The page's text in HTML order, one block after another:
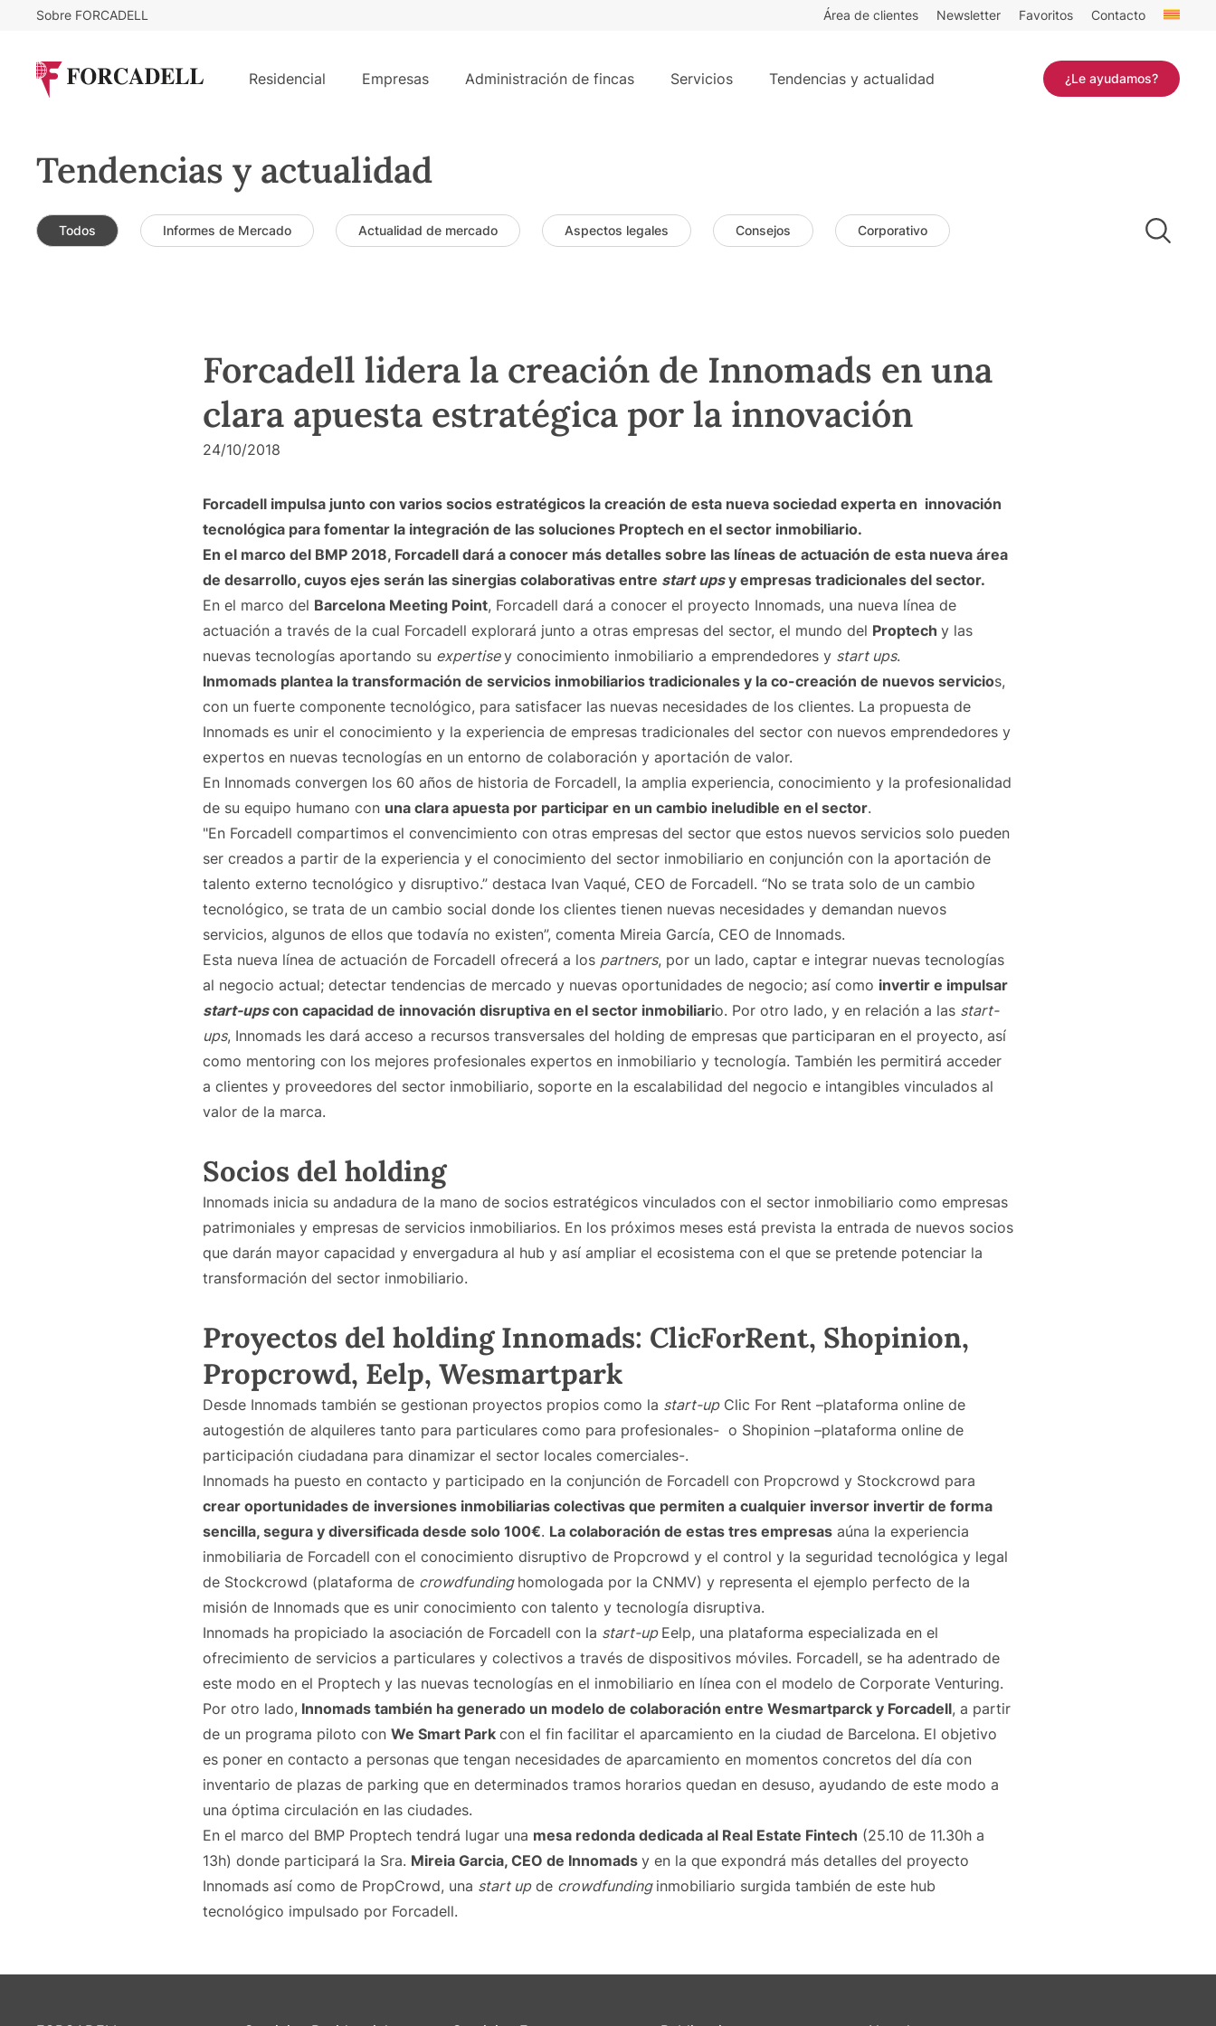
Sobre FORCADELL Área de clientes Newsletter Favoritos Contacto
Residencial Empresas Administración de fincas Servicios Tendencias y actualidad ¿Le ayudamos?
Tendencias y actualidad
Todos Informes de Mercado Actualidad de mercado Aspectos legales Consejos Corporativo
Forcadell lidera la creación de Innomads en una
clara apuesta estratégica por la innovación
24/10/2018
Forcadell impulsa junto con varios socios estratégicos la creación de esta nueva sociedad experta en innovación
tecnológica para fomentar la integración de las soluciones Proptech en el sector inmobiliario.
En el marco del BMP 2018, Forcadell dará a conocer más detalles sobre las líneas de actuación de esta nueva área
de desarrollo, cuyos ejes serán las sinergias colaborativas entre start upsy empresas tradicionales del sector.
En el marco del Barcelona Meeting Point, Forcadell dará a conocer el proyecto Innomads, una nueva línea de
actuación a través de la cual Forcadell explorará junto a otras empresas del sector, el mundo del Proptech y las
nuevas tecnologías aportando su expertisey conocimiento inmobiliario a emprendedores y start ups.
Inmomads plantea la transformación de servicios inmobiliarios tradicionales y la co-creación de nuevos servicios,
con un fuerte componente tecnológico, para satisfacer las nuevas necesidades de los clientes. La propuesta de
Innomads es unir el conocimiento y la experiencia de empresas tradicionales del sector con nuevos emprendedores y
expertos en nuevas tecnologías en un entorno de colaboración y aportación de valor.
En Innomads convergen los 60 años de historia de Forcadell, la amplia experiencia, conocimiento y la profesionalidad
de su equipo humano con una clara apuesta por participar en un cambio ineludible en el sector.
"En Forcadell compartimos el convencimiento con otras empresas del sector que estos nuevos servicios solo pueden
ser creados a partir de la experiencia y el conocimiento del sector inmobiliario en conjunción con la aportación de
talento externo tecnológico y disruptivo.” destaca Ivan Vaqué, CEO de Forcadell. “No se trata solo de un cambio
tecnológico, se trata de un cambio social donde los clientes tienen nuevas necesidades y demandan nuevos
servicios, algunos de ellos que todavía no existen”, comenta Mireia García, CEO de Innomads.
Esta nueva línea de actuación de Forcadell ofrecerá a los partners, por un lado, captar e integrar nuevas tecnologías
al negocio actual; detectar tendencias de mercado y nuevas oportunidades de negocio; así como invertir e impulsar
start-upscon capacidad de innovación disruptiva en el sector inmobiliario. Por otro lado, y en relación a las start-
ups, Innomads les dará acceso a recursos transversales del holding de empresas que participaran en el proyecto, así
como mentoring con los mejores profesionales expertos en inmobiliario y tecnología. También les permitirá acceder
a clientes y proveedores del sector inmobiliario, soporte en la escalabilidad del negocio e intangibles vinculados al
valor de la marca.
Socios del holding
Innomads inicia su andadura de la mano de socios estratégicos vinculados con el sector inmobiliario como empresas
patrimoniales y empresas de servicios inmobiliarios. En los próximos meses está prevista la entrada de nuevos socios
que darán mayor capacidad y envergadura al hub y así ampliar el ecosistema con el que se pretende potenciar la
transformación del sector inmobiliario.
Proyectos del holding Innomads: ClicForRent, Shopinion,
Propcrowd, Eelp, Wesmartpark
Desde Innomads también se gestionan proyectos propios como la start-upClic For Rent –plataforma online de
autogestión de alquileres tanto para particulares como para profesionales- o Shopinion –plataforma online de
participación ciudadana para dinamizar el sector locales comerciales-.
Innomads ha puesto en contacto y participado en la conjunción de Forcadell con Propcrowd y Stockcrowd para
crear oportunidades de inversiones inmobiliarias colectivas que permiten a cualquier inversor invertir de forma
sencilla, segura y diversificada desde solo 100€. La colaboración de estas tres empresas aúna la experiencia
inmobiliaria de Forcadell con el conocimiento disruptivo de Propcrowd y el control y la seguridad tecnológica y legal
de Stockcrowd (plataforma de crowdfunding homologada por la CNMV) y representa el ejemplo perfecto de la
misión de Innomads que es unir conocimiento con talento y tecnología disruptiva.
Innomads ha propiciado la asociación de Forcadell con la start-up Eelp, una plataforma especializada en el
ofrecimiento de servicios a particulares y colectivos a través de dispositivos móviles. Forcadell, se ha adentrado de
este modo en el Proptech y las nuevas tecnologías en el inmobiliario en línea con el modelo de Corporate Venturing.
Por otro lado, Innomads también ha generado un modelo de colaboración entre Wesmartparck y Forcadell, a partir
de un programa piloto con We Smart Park con el fin facilitar el aparcamiento en la ciudad de Barcelona. El objetivo
es poner en contacto a personas que tengan necesidades de aparcamiento en momentos concretos del día con
inventario de plazas de parking que en determinados tramos horarios quedan en desuso, ayudando de este modo a
una óptima circulación en las ciudades.
En el marco del BMP Proptech tendrá lugar una mesa redonda dedicada al Real Estate Fintech (25.10 de 11.30h a
13h) donde participará la Sra. Mireia Garcia, CEO de Innomads y en la que expondrá más detalles del proyecto
Innomads así como de PropCrowd, una start upde crowdfunding inmobiliario surgida también de este hub
tecnológico impulsado por Forcadell.